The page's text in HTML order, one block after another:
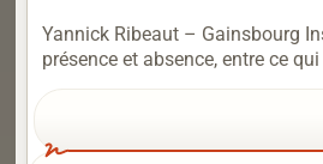
Yannick Ribeaut – Gainsbourg
présence et absence, entre ce